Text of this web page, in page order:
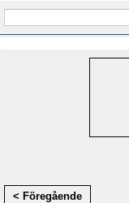
< Föregående